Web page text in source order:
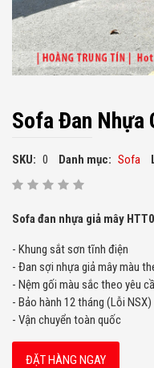
Sofa Đan Nhựa
SKU: 0 Danh mục: Sofa
Sofa đan nhựa giả mây
- Khung sắt sơn tĩnh điện
- Đan sợi nhựa giả mây màu
- Nệm gối màu sắc theo yêu
- Bảo hành 12 tháng (Lỗi NSX)
- Vận chuyển toàn quốc
ĐẶT HÀNG NGAY